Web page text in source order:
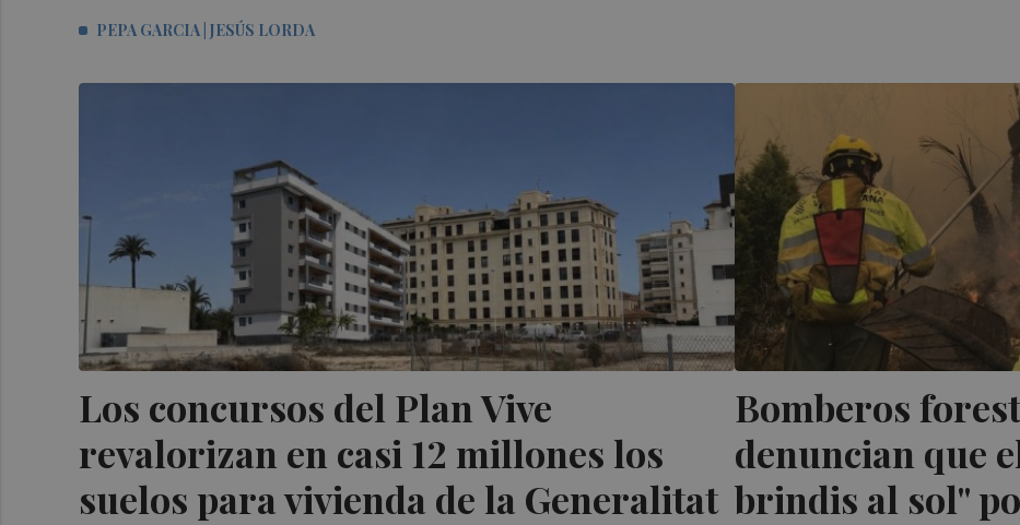
PEPA GARCIA | JESÚS LORDA
Los concursos del Plan Vive
revalorizan en casi 12 millones los
suelos para vivienda de la Generalitat
Bomberos
denuncian que
brindis al sol"